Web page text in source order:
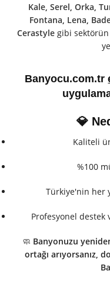
Kale,Serel, Orka,
Fontana, Lena,
Cerastyle gibi
Banyocu.com.tr
💎
Kaliteli
%100
Türkiye'nin her
Profesyonel destek
🧼 Banyonuzu
ortağı arıyorsanız,